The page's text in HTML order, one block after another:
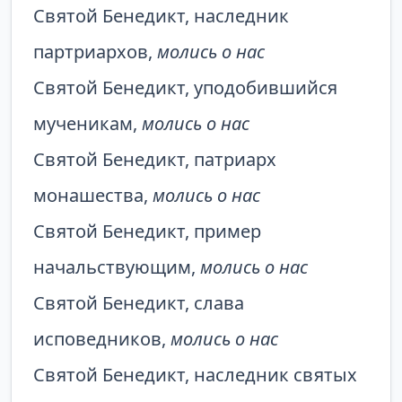
Святой Бенедикт, наследник
партриархов, молись о нас
Святой Бенедикт, уподобившийся
мученикам, молись о нас
Святой Бенедикт, патриарх
монашества, молись о нас
Святой Бенедикт, пример
начальствующим, молись о нас
Святой Бенедикт, слава
исповедников, молись о нас
Святой Бенедикт, наследник святых